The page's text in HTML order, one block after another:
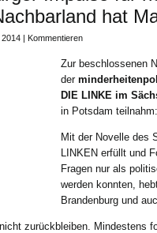
hat
| Kommentieren
Zur beschlossenen
der
DIE LINKE im
in Potsdam teilnahm:
Mit der Novelle des
LINKEN erfüllt und
Fragen nur als
werden konnten,
Brandenburg und
zurückbleiben. Mindestens